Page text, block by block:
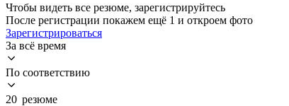
Чтобы видеть все резюме, зарегистрируйтесь
После регистрации покажем ещё 1 и откроем фото
Зарегистрироваться
За всё время
По соответствию
20 резюме